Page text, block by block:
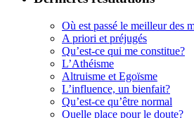
Où est passé le meilleur des
A priori et préjugés
Qu’est-ce qui me constitue?
L’Athéisme
Altruisme et Egoïsme
L’influence, un bienfait?
Qu’est-ce qu’être normal
Quelle place pour le doute?